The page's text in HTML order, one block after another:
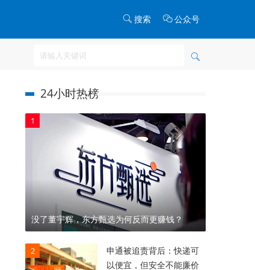
搜索 公众号
24小时热榜
1
没了董宇辉，东方甄选为何反而更赚钱？
2
申通被追责背后：快递可
以便宜，但安全不能廉价